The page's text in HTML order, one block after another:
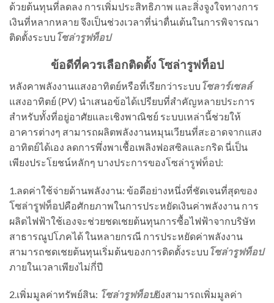
ด้วยต้นทุนที่ลดลง การเพิ่มประสิทธิภาพ และสิ่งจูงใจทางการ
เงินที่หลากหลาย จึงเป็นช่วงเวลาที่น่าตื่นเต้นในการพิจารณา
ติดตั้งระบบ โซล่ารูฟท็อป
ข้อดีที่ควรเลือกติดตั้ง โซล่ารูฟท็อป
หลังคาพลังงานแสงอาทิตย์หรือที่เรียกว่าระบบ โซลาร์เซลล์
แสงอาทิตย์ (PV) นำเสนอข้อได้เปรียบที่สำคัญหลายประการ
สำหรับทั้งที่อยู่อาศัยและเชิงพาณิชย์ ระบบเหล่านี้ช่วยให้
อาคารต่างๆ สามารถผลิตพลังงานหมุนเวียนที่สะอาดจากแสง
อาทิตย์ได้เอง ลดการพึ่งพาเชื้อเพลิงฟอสซิลและกริด นี่เป็น
เพียงประโยชน์หลักๆ บางประการของโซล่ารูฟท็อป:
1.ลดค่าใช้จ่ายด้านพลังงาน: ข้อดีอย่างหนึ่งที่ชัดเจนที่สุดของ
โซล่ารูฟท็อปคือศักยภาพในการประหยัดเงินค่าพลังงาน การ
ผลิตไฟฟ้าใช้เองจะช่วยชดเชยต้นทุนการซื้อไฟฟ้าจากบริษัท
สาธารณูปโภคได้ ในหลายกรณี การประหยัดค่าพลังงาน
สามารถชดเชยต้นทุนเริ่มต้นของการติดตั้งระบบ โซล่ารูฟท็อป
ภายในเวลาเพียงไม่กี่ปี
2.เพิ่มมูลค่าทรัพย์สิน: โซล่ารูฟท็อปยังสามารถเพิ่มมูลค่า